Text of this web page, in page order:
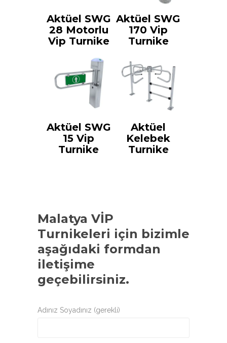
Aktüel SWG
28 Motorlu
Vip Turnike
Aktüel SWG
170 Vip
Turnike
Aktüel SWG
15 Vip
Turnike
Aktüel
Kelebek
Turnike
Malatya VİP
Turnikeleri için bizimle
aşağıdaki formdan
iletişime
geçebilirsiniz.
Adınız Soyadınız (gerekli)